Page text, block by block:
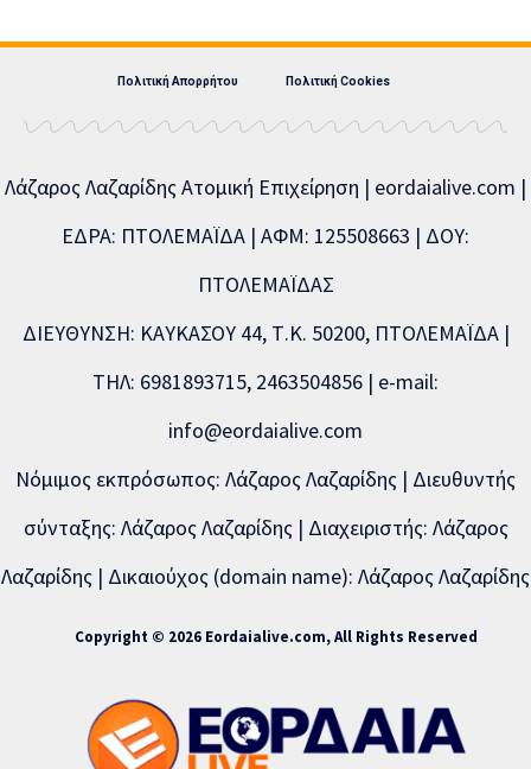
Πολιτική Απορρήτου Πολιτική Cookies
Λάζαρος Λαζαρίδης Ατομική Επιχείρηση | eordaialive.com |
ΕΔΡΑ: ΠΤΟΛΕΜΑΪΔΑ | ΑΦΜ: 125508663 | ΔΟΥ:
ΠΤΟΛΕΜΑΪΔΑΣ
ΔΙΕΥΘΥΝΣΗ: ΚΑΥΚΑΣΟΥ 44, Τ.Κ. 50200, ΠΤΟΛΕΜΑΪΔΑ |
ΤΗΛ: 6981893715, 2463504856 | e-mail:
info@eordaialive.com
Νόμιμος εκπρόσωπος: Λάζαρος Λαζαρίδης | Διευθυντής
σύνταξης: Λάζαρος Λαζαρίδης | Διαχειριστής: Λάζαρος
Λαζαρίδης | Δικαιούχος (domain name): Λάζαρος Λαζαρίδης
Copyright © 2026 Eordaialive.com, All Rights Reserved